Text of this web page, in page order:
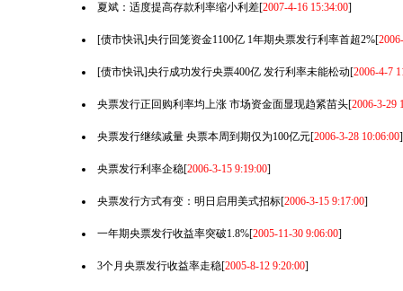
夏斌：适度提高存款利率缩小利差[2007-4-16 15:34:00]
[债市快讯]央行回笼资金1100亿 1年期央票发行利率首超2%[
[债市快讯]央行成功发行央票400亿 发行利率未能松动[2006-4-7
央票发行正回购利率均上涨 市场资金面显现趋紧苗头[2006-3-29
央票发行继续减量 央票本周到期仅为100亿元[2006-3-28 10:06:00]
央票发行利率企稳[2006-3-15 9:19:00]
央票发行方式有变：明日启用美式招标[2006-3-15 9:17:00]
一年期央票发行收益率突破1.8%[2005-11-30 9:06:00]
3个月央票发行收益率走稳[2005-8-12 9:20:00]